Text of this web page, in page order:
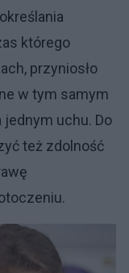
którego
przyniosło
w tym samym
jednym uchu. Do
też zdolność